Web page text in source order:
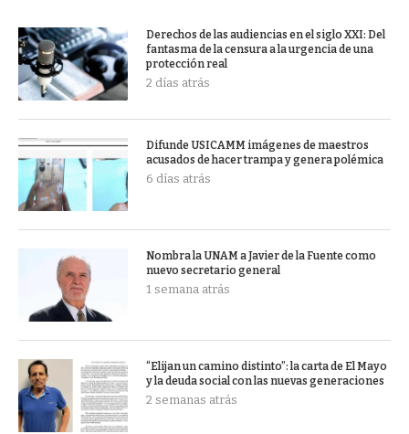
Derechos de las audiencias en el siglo XXI: Del
fantasma de la censura a la urgencia de una
protección real
2 días atrás
Difunde USICAMM imágenes de maestros
acusados de hacer trampa y genera polémica
6 días atrás
Nombra la UNAM a Javier de la Fuente como
nuevo secretario general
1 semana atrás
“Elijan un camino distinto”: la carta de El Mayo
y la deuda social con las nuevas generaciones
2 semanas atrás